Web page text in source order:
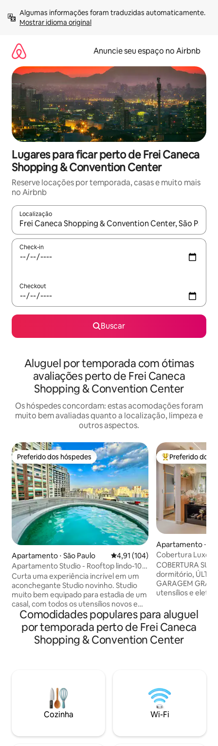
para
Mostrar idioma original
Anuncie seu espaço no Airbnb
Lugares para ficar perto de Frei Caneca
Shopping & Convention Center
Reserve locações por temporada, casas e muito mais
no Airbnb
Localização
Quando os resultados estiverem disponíveis, explore-os
Check-in
Checkout
Buscar
Aluguel por temporada com ótimas
avaliações perto de Frei Caneca
Shopping & Convention Center
Os hóspedes concordam: estas acomodações foram
muito bem avaliadas quanto a localização, limpeza e
outros aspectos.
Preferido dos hóspedes
Preferido dos hóspedes
Apartamento ⋅ São Paulo 4,91 de uma avaliação média de
4,91 (104)
Apartamento Studio - Rooftop lindo-10
min do Metrô
Curta uma experiência incrível em um
aconchegante Studio novinho. Studio
muito bem equipado para estadia de um
casal, com todos os utensílios novos e
um lindo Rooftop. Ótima localização. Ao
lado do Shopping Frei Caneca, da Rua
Augusta , Rua Consolação, de Hospitais
renomados. Perto do Metro
(coworking no prédio). Relaxe neste
espaço calmo e cheio de estilo.
Entre os
Preferido dos
Apartamento ⋅
Cobertura Luxo,
Frente ao
COBERTURA
dormitório,
GARAGEM
utensílios e
espaço para um
ou trabalho, EM
FREI CANECA,
estações Trianon
Bela Vista.
Comodidades populares para aluguel
por temporada perto de Frei Caneca
Shopping & Convention Center
Cozinha Wi-Fi